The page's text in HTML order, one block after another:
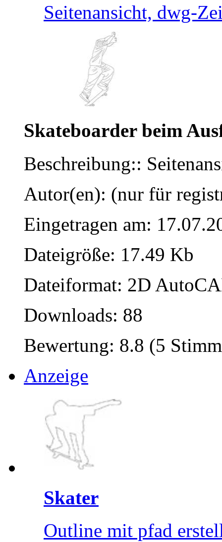
Seitenansicht, dwg-
Skateboarder beim
Beschreibung::
Autor(en): (nur für
Eingetragen am:
Dateigröße: 17.49 Kb
Dateiformat: 2D
Downloads: 88
Bewertung: 8.8 (5
Anzeige
Skater
Outline mit pfad